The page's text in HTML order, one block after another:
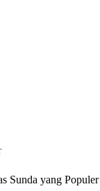
Sunda yang Populer